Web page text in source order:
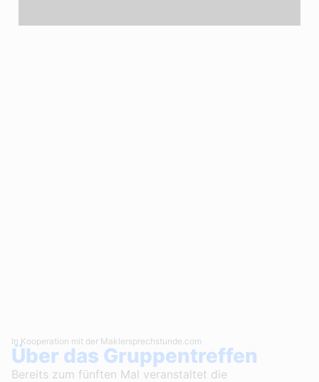
In Kooperation mit der Maklersprechstunde.com
Über das Gruppentreffen
Bereits zum fünften Mal veranstaltet die